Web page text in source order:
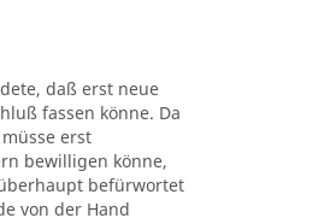
daß erst neue
fassen könne. Da
erst
bewilligen könne,
befürwortet
von der Hand